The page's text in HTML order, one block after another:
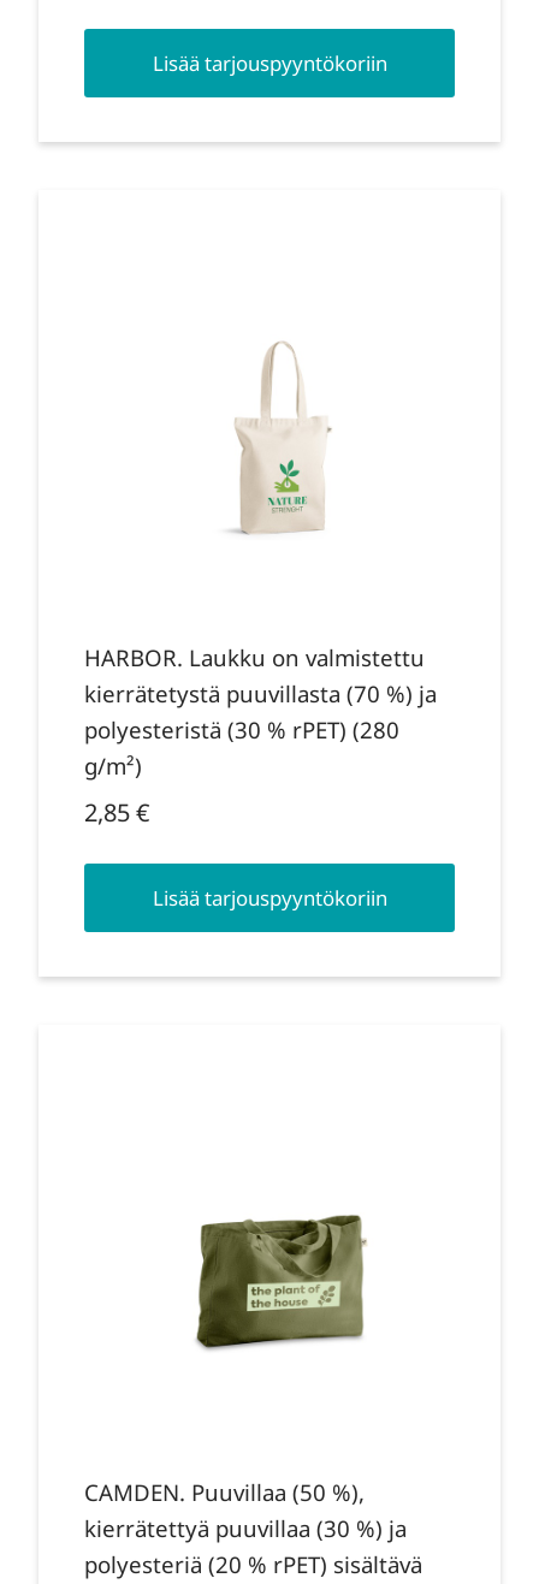
Lisää tarjouspyyntökoriin
HARBOR. Laukku on valmistettu
kierrätetystä puuvillasta (70 %) ja
polyesteristä (30 % rPET) (280
g/m²)
2,85€
Lisää tarjouspyyntökoriin
CAMDEN. Puuvillaa (50 %),
kierrätettyä puuvillaa (30 %) ja
polyesteriä (20 % rPET) sisältävä